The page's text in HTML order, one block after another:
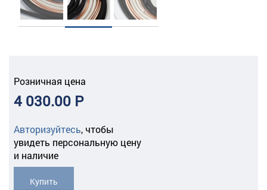
Розничная цена
4 030.00 Р
Авторизуйтесь, чтобы
увидеть персональную цену
и наличие
Купить